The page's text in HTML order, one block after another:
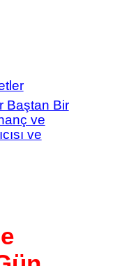
Baştan Bir
ve
ve